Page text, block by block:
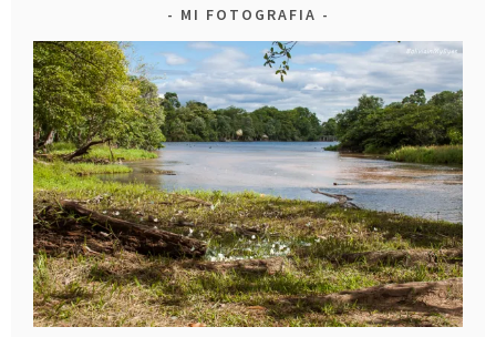
MI FOTOGRAFIA